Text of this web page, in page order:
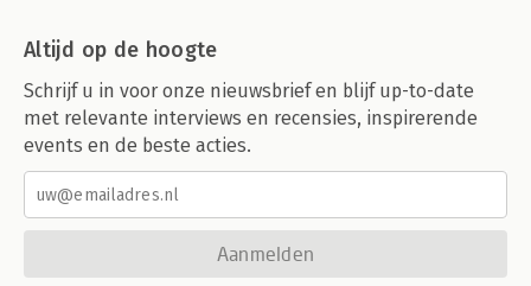
Altijd op de hoogte
Schrijf u in voor onze nieuwsbrief en blijf up-to-date
met relevante interviews en recensies, inspirerende
events en de beste acties.
Aanmelden